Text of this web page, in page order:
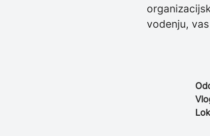
vodenju,